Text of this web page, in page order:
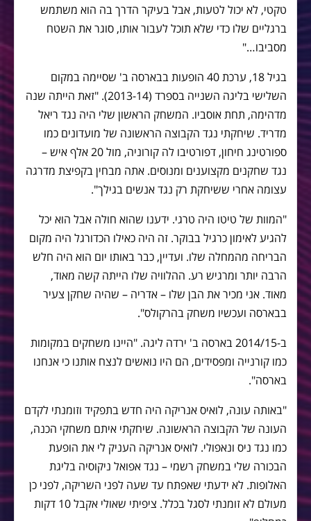
טקטי, לא יכול לטעות, אבל בעיקר הדרך בה הוא משתמש
ברגליים שלו כדי שלא תוכל לעבור אותו, סוגר את השטח
מסביבו…"
בגיל 18, ערכת 40 הופעות בבארסה ב' שסיימה במקום
השלישי בליגה השנייה בספרד (2013-14). "זאת הייתה שנה
מדהימה, תחת אוסביו. המשחק הראשון שלי היה נגד ריאל
מדריד. שיחקתי נגד הקבוצה הראשונה של מועדונים כמו
ספורטינג חיחון, דפורטיבו לה קורוניה, מול 20 אלף איש –
נגד שחקנים מקצוענים ומנוסים. אתה מבחין בקפיצת מדרגה
עצומה אחרי ששיחקת רק נגד אנשים בגילך".
"המוות של טיטו היה טרגי. ידענו שהוא חולה אבל הוא יכל
להגיע לאימון כרגיל בבוקר. זה היה כאילו הכדורגל היה מקום
הבריחה מהמחלה שלו. ועדיין, כבר באותו יום הוא היה חלש
הרבה יותר ומרגיש רע. ההלוויה שלו הייתה קשה מאוד,
מאוד. אני מכיר את הבן שלו – אדריה – שהיה שחקן צעיר
בבארסה ועכשיו משחק בהרקולס".
ב-2014/15 בארסה ב' ירדה ליגה. "היינו משחקים במקומות
כמו קורנייה ומפסידים, הם היו נואשים לנצח אותנו כי אנחנו
בארסה".
"באותה עונה, לואיס אנריקה היה חדש בתפקיד וזומנתי לקדם
העונה של הקבוצה הראשונה. שיחקתי איתם משחקי הכנה,
כמו נגד ניס ונאפולי. לואיס אנריקה העניק לי את הופעת
הבכורה שלי במשחק רשמי – נגד אפואל ניקוסיה בליגת
האלופות. לא ידעתי שאפתח עד שעה לפני השריקה, לפני כן
מעולם לא זומנתי לסגל בכלל. ציפיתי שאולי אקבל 10 דקות